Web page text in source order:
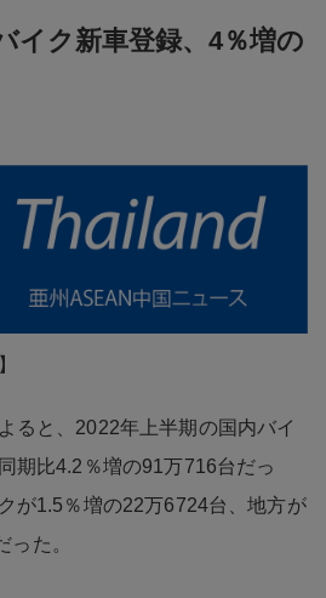
イク新車登録、4％増の
ると、2022年上半期の国内バイ
期比4.2％増の91万716台だっ
が1.5％増の22万6724台、地方が
った。